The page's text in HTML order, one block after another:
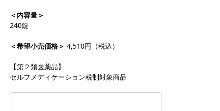
＜内容量＞
240錠
＜希望小売価格＞ 4,510円（税込）
【第２類医薬品】
セルフメディケーション税制対象商品